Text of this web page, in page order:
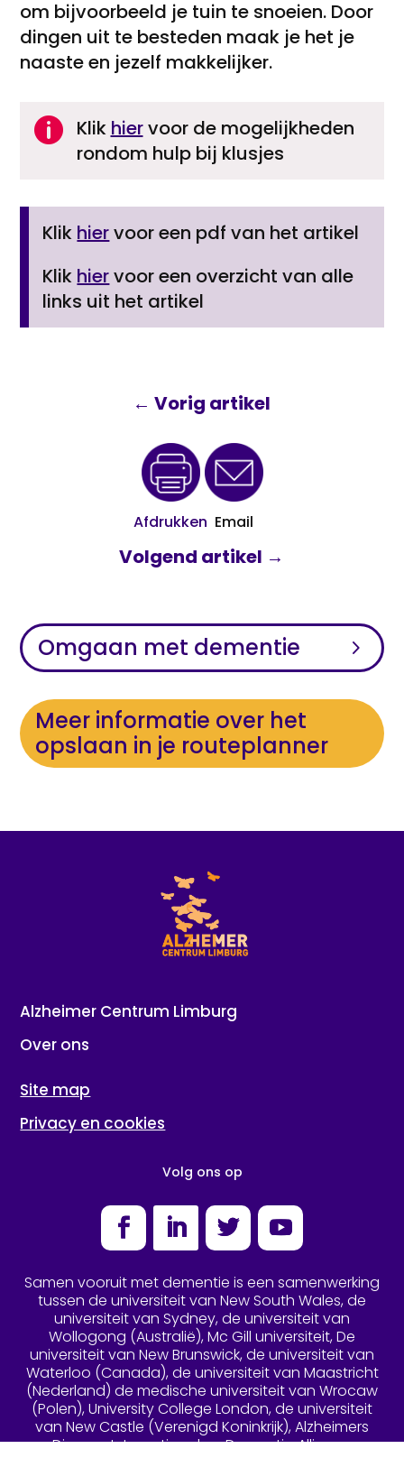
om bijvoorbeeld je tuin te snoeien. Door
dingen uit te besteden maak je het je
naaste en jezelf makkelijker.
 Klik hiervoor de mogelijkheden
rondom hulp bij klusjes
Klik hiervoor een pdf van het artikel
Klik hiervoor een overzicht van alle
links uit het artikel
←Vorig artikel
Afdrukken Email
Volgend artikel →
Omgaan met dementie
Meer informatie over het
opslaan in je routeplanner
Alzheimer Centrum Limburg
Over ons
Site map
Privacy en cookies
Volg ons op
Samen vooruit met dementie is een samenwerking
tussen de universiteit van New South Wales, de
universiteit van Sydney, de universiteit van
Wollogong (Australië), Mc Gill universiteit, De
universiteit van New Brunswick, de universiteit van
Waterloo (Canada), de universiteit van Maastricht
(Nederland) de medische universiteit van Wrocaw
(Polen), University College London, de universiteit
van New Castle (Verenigd Koninkrijk), Alzheimers
Disease International en Dementia Alliance